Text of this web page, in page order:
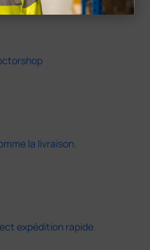
la livraison.
expédition rapide.